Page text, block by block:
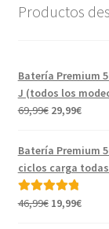
Productos
Batería Premium
J (todos los
69,99€ El
original
69,99€.
29,99€El
actual
es:
Batería Premium
ciclos carga todas
Valorado con
46,99€ El
19,99€El